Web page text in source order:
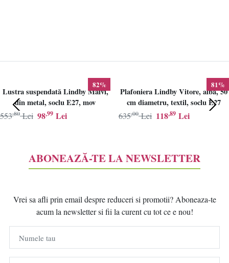
82%
Lustra suspendată Lindby Maivi,
din metal, soclu E27, mov
98,99 Lei
553,80 Lei
81%
Plafoniera Lindby Vitore, alba, 50
cm diametru, textil, soclu E27
118,89 Lei
635,00 Lei
ABONEAZĂ-TE LA NEWSLETTER
Vrei sa afli prin email despre reduceri si promotii? Aboneaza-te
acum la newsletter si fii la curent cu tot ce e nou!
Numele tau